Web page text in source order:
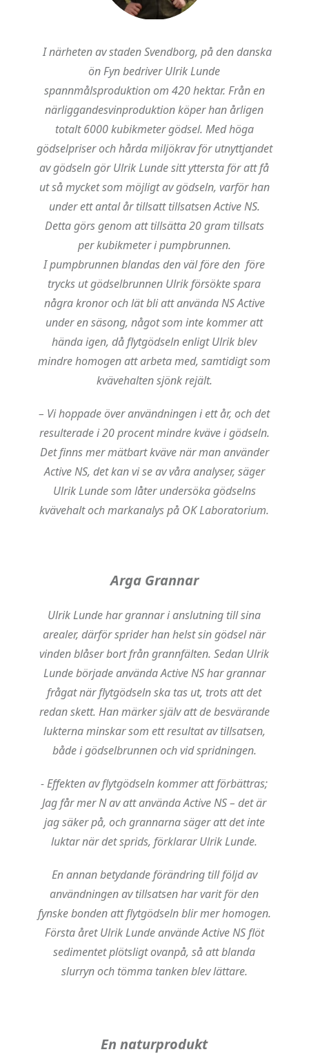
I närheten av staden Svendborg, på den danska
ön Fyn bedriver Ulrik Lunde
spannmålsproduktion om 420 hektar. Från en
närliggandesvinproduktion köper han årligen
totalt 6000 kubikmeter gödsel. Med höga
gödselpriser och hårda miljökrav för utnyttjandet
av gödseln gör Ulrik Lunde sitt yttersta för att få
ut så mycket som möjligt av gödseln, varför han
under ett antal år tillsatt tillsatsen Active NS.
Detta görs genom att tillsätta 20 gram tillsats
per kubikmeter i pumpbrunnen.
I pumpbrunnen blandas den väl före den före
trycks ut gödselbrunnen Ulrik försökte spara
några kronor och lät bli att använda NS Active
under en säsong, något som inte kommer att
hända igen, då flytgödseln enligt Ulrik blev
mindre homogen att arbeta med, samtidigt som
kvävehalten sjönk rejält.
– Vi hoppade över användningen i ett år, och det
resulterade i 20 procent mindre kväve i gödseln.
Det finns mer mätbart kväve när man använder
Active NS, det kan vi se av våra analyser, säger
Ulrik Lunde som låter undersöka gödselns
kvävehalt och markanalys på OK Laboratorium.
Arga Grannar
Ulrik Lunde har grannar i anslutning till sina
arealer, därför sprider han helst sin gödsel när
vinden blåser bort från grannfälten. Sedan Ulrik
Lunde började använda Active NS har grannar
frågat när flytgödseln ska tas ut, trots att det
redan skett. Han märker själv att de besvärande
lukterna minskar som ett resultat av tillsatsen,
både i gödselbrunnen och vid spridningen.
- Effekten av flytgödseln kommer att förbättras;
Jag får mer N av att använda Active NS – det är
jag säker på, och grannarna säger att det inte
luktar när det sprids, förklarar Ulrik Lunde.
En annan betydande förändring till följd av
användningen av tillsatsen har varit för den
fynske bonden att flytgödseln blir mer homogen.
Första året Ulrik Lunde använde Active NS flöt
sedimentet plötsligt ovanpå, så att blanda
slurryn och tömma tanken blev lättare.
En naturprodukt